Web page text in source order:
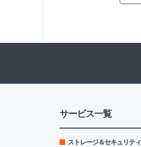
サービス一覧
ストレージ＆セキュリティ